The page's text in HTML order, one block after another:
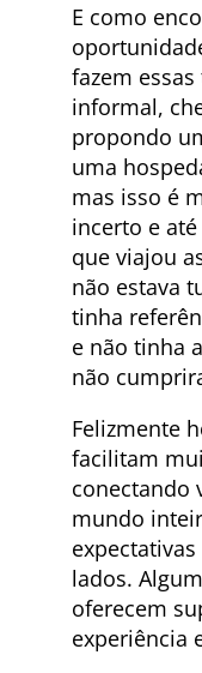
E como
fazem
informal,
propondo
uma
mas isso é
incerto e
que viajou
não estava
tinha
e não tinha
não
Felizmente
facilitam
conectando
mundo
lados.
oferecem
experiência